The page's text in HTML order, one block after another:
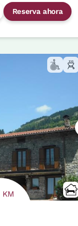
Reserva ahora
KM